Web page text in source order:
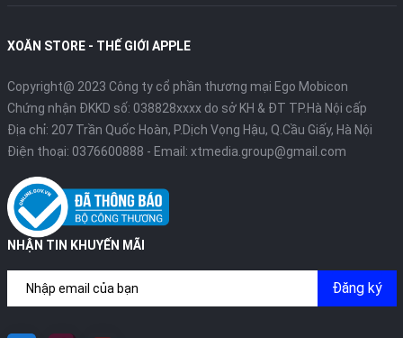
XOĂN STORE - THẾ GIỚI APPLE
Copyright@ 2023 Công ty cổ phần thương mại Ego Mobicon
Chứng nhận ĐKKD số: 038828xxxx do sở KH & ĐT TP.Hà Nội cấp
Địa chỉ: 207 Trần Quốc Hoàn, P.Dịch Vọng Hậu, Q.Cầu Giấy, Hà Nội
Điện thoại: 0376600888 - Email: xtmedia.group@gmail.com
NHẬN TIN KHUYẾN MÃI
Đăng ký